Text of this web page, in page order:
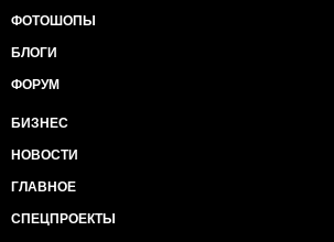
ФОТОШОПЫ
БЛОГИ
ФОРУМ
БИЗНЕС
НОВОСТИ
ГЛАВНОЕ
СПЕЦПРОЕКТЫ